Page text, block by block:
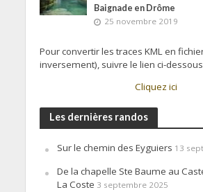
Baignade en Drôme
25 novembre 2019
Pour convertir les traces KML en
inversement), suivre le lien ci-dessous
Cliquez ici
Les dernières randos
Sur le chemin des Eyguiers 13
De la chapelle Ste Baume au
La Coste 3 septembre 2025